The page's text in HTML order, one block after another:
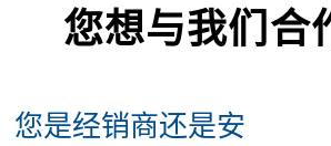
您想与我们合
您是经销商还是安